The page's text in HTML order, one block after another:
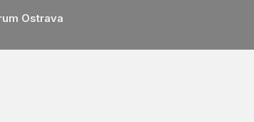
Ostrava